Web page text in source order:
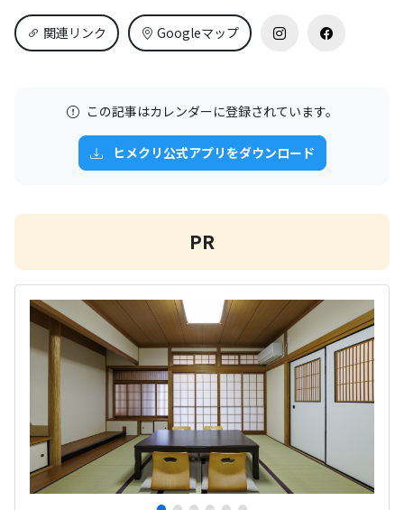
関連リンク Googleマップ
この記事はカレンダーに登録されています。
ヒメクリ公式アプリをダウンロード
PR